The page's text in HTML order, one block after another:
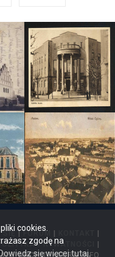
SIĘ |FORUM |
|
PRYWATNOŚCI
|
ARCHITEKTURA.INFO
cookies.
zgodę na
się więcej tutaj.